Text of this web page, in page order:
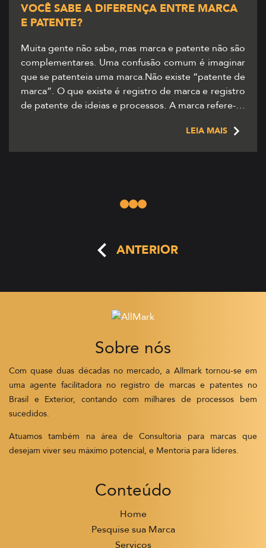
VOCÊ SABE A DIFERENÇA ENTRE MARCA
E PATENTE?
Muita gente não sabe, mas marca e patente não são
complementares. Uma confusão comum é imaginar
que se patenteia uma marca.Não existe “patente de
marca”. O que existe é registro de marca e registro
de patente de ideias e processos. A marca refere-se
empresário(a) na identificação e divulgação […]
LEIA MAIS
ANTERIOR
Sobre nós
Com quase duas décadas no mercado, a Allmark tornou-se em
uma agente facilitadora no registro de marcas e patentes no
Brasil e Exterior, contando com milhares de processos bem
sucedidos.
Atuamos também na área de Consultoria para marcas que
desejam viver seu máximo potencial, e Mentoria para líderes.
Conteúdo
Home
Pesquise sua Marca
Serviços